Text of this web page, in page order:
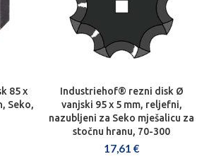
85 x
Seko,
DODAJ U KOŠARICU
Industriehof® rezni disk Ø
vanjski 95 x 5 mm, reljefni,
nazubljeni za Seko mješalicu za
stočnu hranu, 70-300
17,61 €